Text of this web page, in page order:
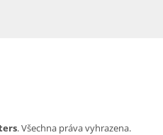
. Všechna práva vyhrazena.